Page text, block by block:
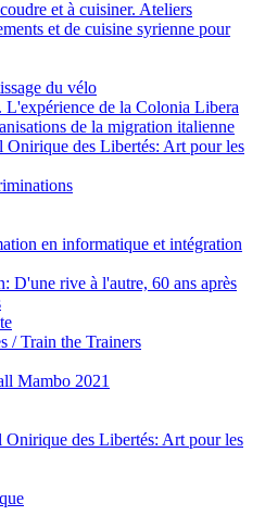
et à cuisiner. Ateliers
et de cuisine syrienne pour
du vélo
de la Colonia Libera
de la migration italienne
Onirique des Libertés: Art pour les
en informatique et intégration
D'une rive à l'autre, 60 ans après
/ Train the Trainers
Mambo 2021
Onirique des Libertés: Art pour les